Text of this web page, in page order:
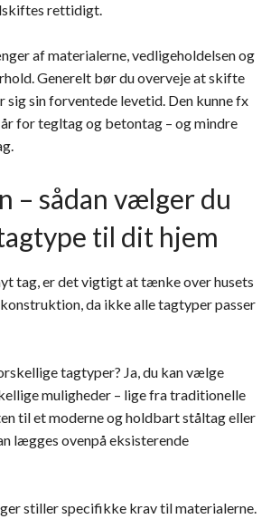
rettidigt.
af materialerne, vedligeholdelsen og
Generelt bør du overveje at skifte
sig sin forventede levetid. Den kunne fx
for tegltag og betontag – og mindre
– sådan vælger du
til dit hjem
tag, er det vigtigt at tænke over husets
da ikke alle tagtyper passer
tagtyper? Ja, du kan vælge
muligheder – lige fra traditionelle
til et moderne og holdbart ståltag eller
lægges ovenpå eksisterende
stiller specifikke krav til materialerne.